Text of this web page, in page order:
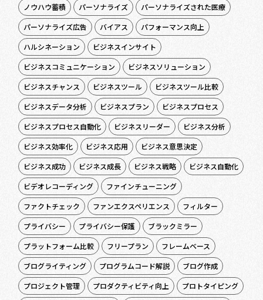
ノウハウ蓄積
パーソナライズ
パーソナライズされた医療
パーソナライズ広告
バイアス
パフォーマンス向上
ハルシネーション
ビジネスインサイト
ビジネスコミュニケーション
ビジネスソリューション
ビジネスチャンス
ビジネスツール
ビジネスツール比較
ビジネスデータ分析
ビジネスプラン
ビジネスプロセス
ビジネスプロセス自動化
ビジネスリーダー
ビジネス分析
ビジネス効率化
ビジネス応用
ビジネス意思決定
ビジネス成功
ビジネス成長 ビジネス戦略
ビジネス自動化
ビデオレコーディング
ファインチューニング
ファクトチェック
ファンエクスペリエンス
フィルター
プライバシー
プライバシー保護
ブラックミラー
プラットフォーム比較
フリープラン
フレームベース
ブログライティング
プログラムコード解説
ブログ作成
プロジェクト管理
プロダクティビティ向上
プロトタイピング